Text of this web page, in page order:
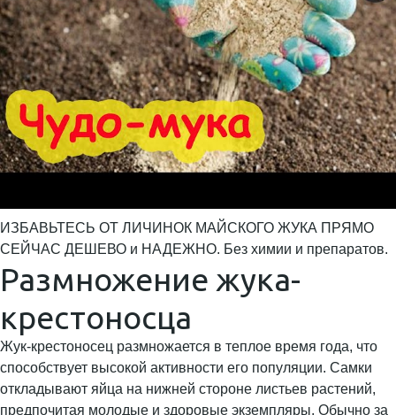
ИЗБАВЬТЕСЬ ОТ ЛИЧИНОК МАЙСКОГО ЖУКА ПРЯМО
СЕЙЧАС ДЕШЕВО и НАДЕЖНО. Без химии и препаратов.
Размножение жука-
крестоносца
Жук-крестоносец размножается в теплое время года, что
способствует высокой активности его популяции. Самки
откладывают яйца на нижней стороне листьев растений,
предпочитая молодые и здоровые экземпляры. Обычно за